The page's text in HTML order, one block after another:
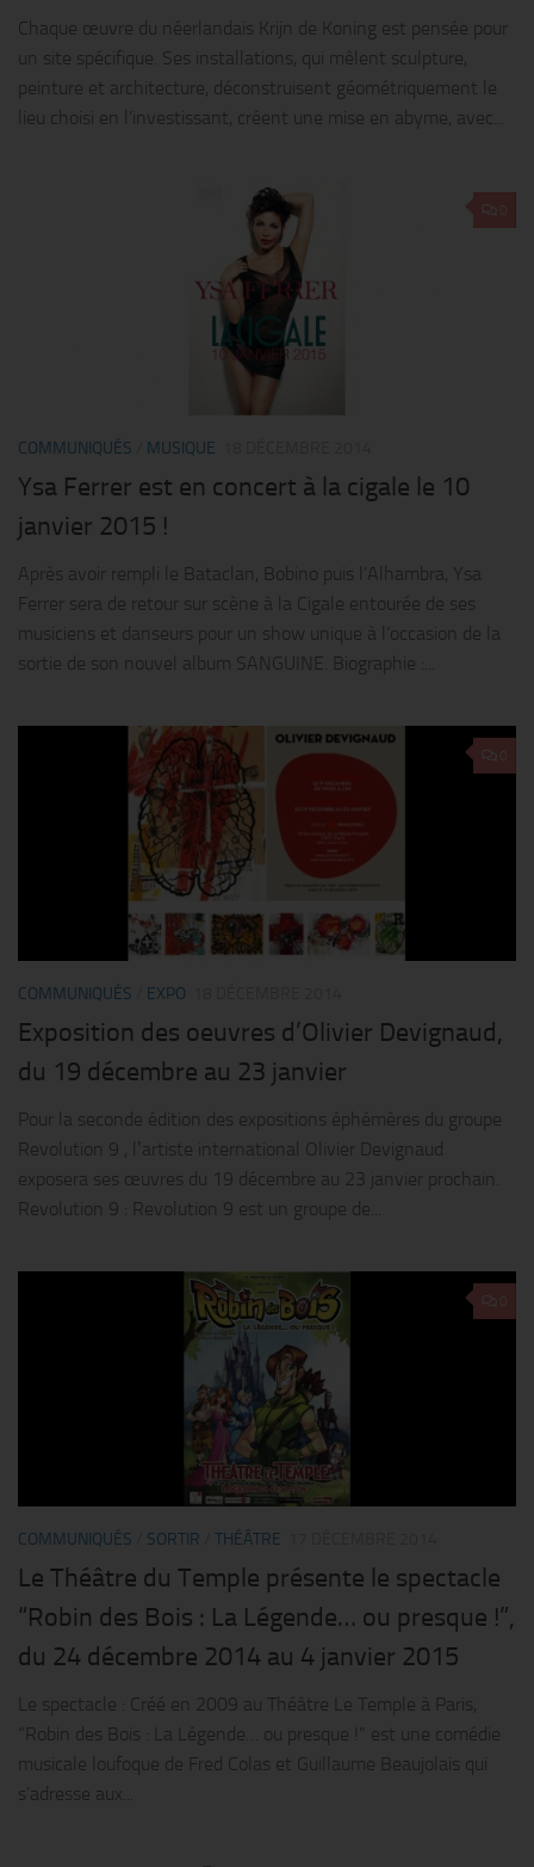
Chaque œuvre du néerlandais Krijn de Koning est pensée pour
un site spécifique. Ses installations, qui mêlent sculpture,
peinture et architecture, déconstruisent géométriquement le
lieu choisi en l’investissant, créent une mise en abyme, avec...
COMMUNIQUÉS MUSIQUE
Ysa Ferrer est en concert à la cigale le 10
janvier 2015 !
Après avoir rempli le Bataclan, Bobino puis l’Alhambra, Ysa
Ferrer sera de retour sur scène à la Cigale entourée de ses
musiciens et danseurs pour un show unique à l’occasion de la
sortie de son nouvel album SANGUINE. Biographie :...
COMMUNIQUÉS EXPO
Exposition des oeuvres d’Olivier Devignaud,
du 19 décembre au 23 janvier
Pour la seconde édition des expositions éphémères du groupe
Revolution 9 , lʼartiste international Olivier Devignaud
exposera ses œuvres du 19 décembre au 23 janvier prochain.
Revolution 9 : Revolution 9 est un groupe de...
COMMUNIQUÉS SORTIR THÉÂTRE
Le Théâtre du Temple présente le spectacle
“Robin des Bois : La Légende… ou presque !”,
du 24 décembre 2014 au 4 janvier 2015
Le spectacle : Créé en 2009 au Théâtre Le Temple à Paris,
“Robin des Bois : La Légende… ou presque !” est une comédie
musicale loufoque de Fred Colas et Guillaume Beaujolais qui
s’adresse aux...